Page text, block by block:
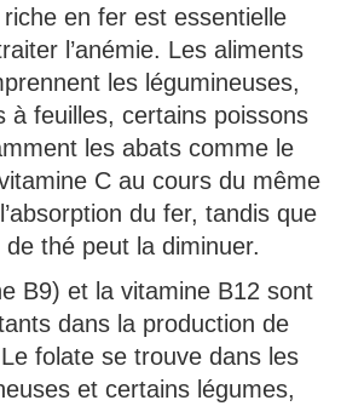
en fer est essentielle
l’anémie. Les aliments
les légumineuses,
à feuilles, certains poissons
les abats comme le
C au cours du même
du fer, tandis que
de thé peut la diminuer.
B9) et la vitamine B12 sont
dans la production de
folate se trouve dans les
et certains légumes,